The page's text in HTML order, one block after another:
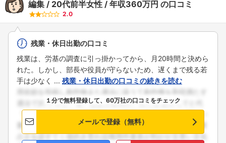
編集 20代前半女性 年収360万円 の口コミ
2.0
残業・休日出勤の口コミ
残業は、労基の調査に引っ掛かってから、月20時間と決めら
れた。しかし、部長や役員が守らないため、遅くまで残る若
手は少なく ... 残業・休日出勤の口コミの続きを読む
１分で無料登録して、60万社の口コミをチェック
メールで登録（無料）